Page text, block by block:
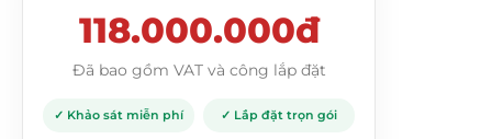
118.000.000đ
Đã bao gồm VAT và công lắp đặt
✓ Khảo sát miễn phí ✓ Lắp đặt trọn gói